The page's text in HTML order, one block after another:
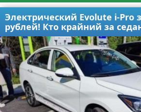
Электрический Evolute i-Pro
рублей! Кто крайний за